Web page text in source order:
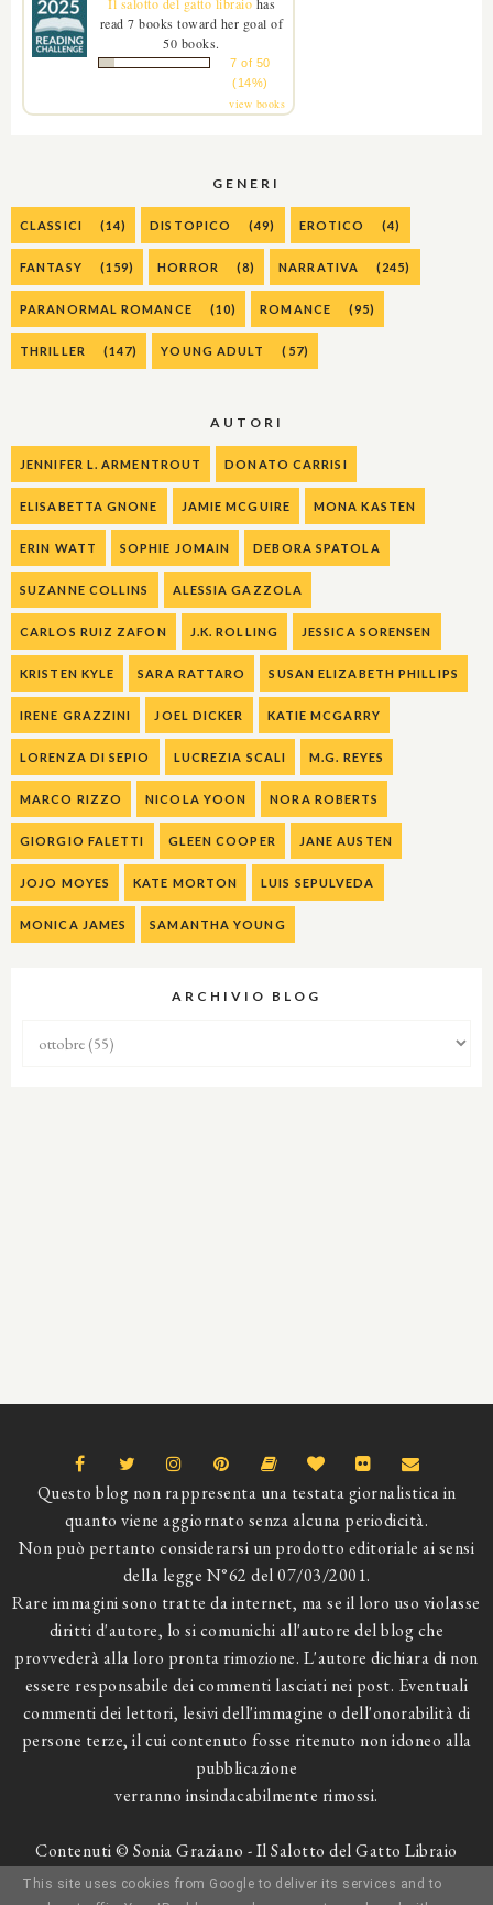
Il salotto del gatto libraio has
read 7 books toward her goal of
50 books.
7 of 50
(14%)
view books
GENERI
CLASSICI (14) DISTOPICO (49) EROTICO (4)
FANTASY (159) HORROR (8) NARRATIVA (245)
PARANORMAL ROMANCE (10) ROMANCE (95)
THRILLER (147) YOUNG ADULT (57)
AUTORI
JENNIFER L. ARMENTROUT DONATO CARRISI
ELISABETTA GNONE JAMIE MCGUIRE MONA KASTEN
ERIN WATT SOPHIE JOMAIN DEBORA SPATOLA
SUZANNE COLLINS ALESSIA GAZZOLA
CARLOS RUIZ ZAFON J.K. ROLLING JESSICA SORENSEN
KRISTEN KYLE SARA RATTARO SUSAN ELIZABETH PHILLIPS
IRENE GRAZZINI JOEL DICKER KATIE MCGARRY
LORENZA DI SEPIO LUCREZIA SCALI M.G. REYES
MARCO RIZZO NICOLA YOON NORA ROBERTS
GIORGIO FALETTI GLEEN COOPER JANE AUSTEN
JOJO MOYES KATE MORTON LUIS SEPULVEDA
MONICA JAMES SAMANTHA YOUNG
ARCHIVIO BLOG
Questo blog non rappresenta una testata giornalistica in
quanto viene aggiornato senza alcuna periodicità.
Non può pertanto considerarsi un prodotto editoriale ai sensi
della legge N°62 del 07/03/2001.
Rare immagini sono tratte da internet, ma se il loro uso violasse
diritti d'autore, lo si comunichi all'autore del blog che
provvederà alla loro pronta rimozione. L'autore dichiara di non
essere responsabile dei commenti lasciati nei post. Eventuali
commenti dei lettori, lesivi dell'immagine o dell'onorabilità di
persone terze, il cui contenuto fosse ritenuto non idoneo alla
pubblicazione
verranno insindacabilmente rimossi.
Contenuti © Sonia Graziano - Il Salotto del Gatto Libraio
This site uses cookies from Google to deliver its services and to